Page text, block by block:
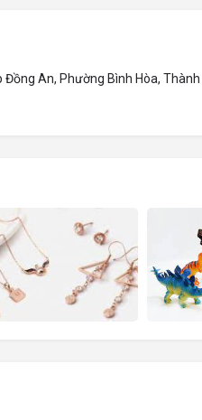
Đồng An, Phường Bình Hòa,